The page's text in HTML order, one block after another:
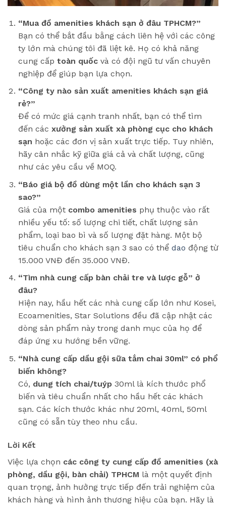
“Mua đồ amenities khách sạn ở đâu TPHCM?”
Bạn có thể bắt đầu bằng cách liên hệ với các công
ty lớn mà chúng tôi đã liệt kê. Họ có khả năng
cung cấp toàn quốcvà có đội ngũ tư vấn chuyên
nghiệp để giúp bạn lựa chọn.
“Công ty nào sản xuất amenities khách sạn giá
rẻ?”
Để có mức giá cạnh tranh nhất, bạn có thể tìm
đến các xưởng sản xuất xà phòng cục cho khách
sạn hoặc các đơn vị sản xuất trực tiếp. Tuy nhiên,
hãy cân nhắc kỹ giữa giá cả và chất lượng, cũng
như các yêu cầu về MOQ.
“Báo giá bộ đồ dùng một lần cho khách sạn 3
sao?”
Giá của một combo amenities phụ thuộc vào rất
nhiều yếu tố: số lượng chi tiết, chất lượng sản
phẩm, loại bao bì và số lượng đặt hàng. Một bộ
tiêu chuẩn cho khách sạn 3 sao có thể dao động từ
15.000 VNĐ đến 35.000 VNĐ.
“Tìm nhà cung cấp bàn chải tre và lược gỗ” ở
đâu?
Hiện nay, hầu hết các nhà cung cấp lớn như Kosei,
Ecoamenities, Star Solutions đều đã cập nhật các
dòng sản phẩm này trong danh mục của họ để
đáp ứng xu hướng bền vững.
“Nhà cung cấp dầu gội sữa tắm chai 30ml” có phổ
biến không?
Có, dung tích chai/tuýp30ml là kích thước phổ
biến và tiêu chuẩn nhất cho hầu hết các khách
sạn. Các kích thước khác như 20ml, 40ml, 50ml
cũng có sẵn tùy theo nhu cầu.
Lời Kết
Việc lựa chọn các công ty cung cấp đồ amenities (xà
phòng, dầu gội, bàn chải) TPHCM là một quyết định
quan trọng, ảnh hưởng trực tiếp đến trải nghiệm của
khách hàng và hình ảnh thương hiệu của bạn. Hãy là